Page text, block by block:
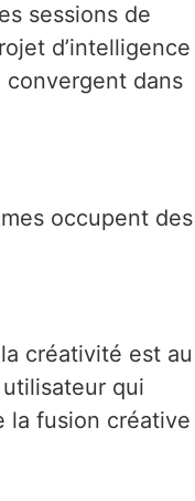
sessions de
d’intelligence
dans
occupent des
créativité est au
qui
la fusion créative